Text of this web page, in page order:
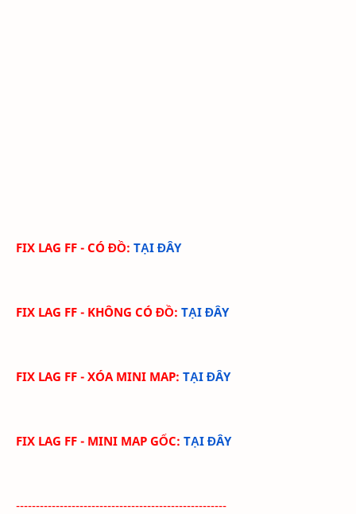
FIX LAG FF - CÓ ĐỒ: TẠI ĐÂY
FIX LAG FF - KHÔNG CÓ ĐỒ: TẠI ĐÂY
FIX LAG FF - XÓA MINI MAP: TẠI ĐÂY
FIX LAG FF - MINI MAP GỐC: TẠI ĐÂY
-----------------------------------------------------